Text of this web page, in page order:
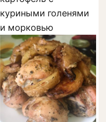
куриными голенями
и морковью